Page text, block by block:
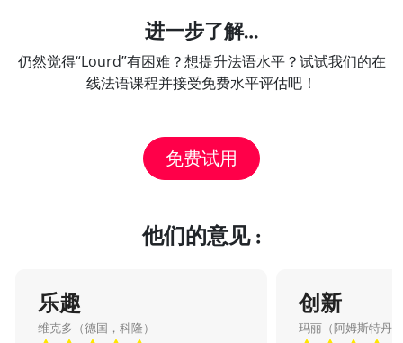
进一步了解…
仍然觉得“Lourd”有困难？想提升法语水平？试试我们的在
线法语课程并接受免费水平评估吧！
免费试用
他们的意见 :
乐趣
维克多（德国，科隆）
创新
玛丽（阿姆斯特丹